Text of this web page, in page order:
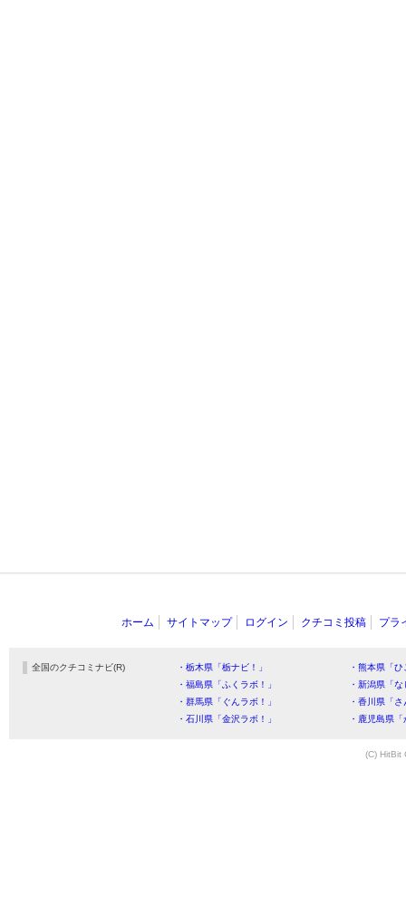
ホーム サイトマップ ログイン クチコミ投稿 プラ
全国のクチコミナビ(R) ・栃木県「栃ナビ！」
・熊本県「
・福島県「ふくラボ！」
・新潟県「
・群馬県「ぐんラボ！」
・香川県「
・石川県「金沢ラボ！」
・鹿児島県
(C) HitBit